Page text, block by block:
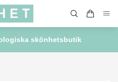
skönhetsbutik